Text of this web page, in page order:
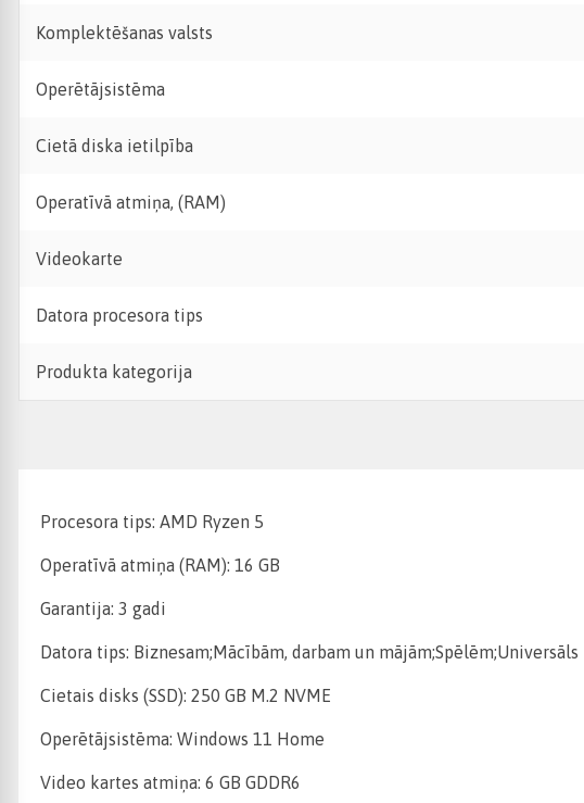
Komplektēšanas valsts
Operētājsistēma
Cietā diska ietilpība
Operatīvā atmiņa, (RAM)
Videokarte
Datora procesora tips
Produkta kategorija
Procesora tips: AMD Ryzen 5
Operatīvā atmiņa (RAM): 16 GB
Garantija: 3 gadi
Datora tips: Biznesam;Mācībām, darbam un mājām;Spēlēm;Universāls
Cietais disks (SSD): 250 GB M.2 NVME
Operētājsistēma: Windows 11 Home
Video kartes atmiņa: 6 GB GDDR6